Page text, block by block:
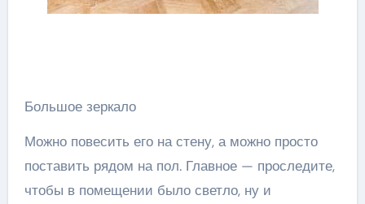
Большое зеркало
Можно повесить его на стену, а можно просто
поставить рядом на пол. Главное — проследите,
чтобы в помещении было светло, ну и